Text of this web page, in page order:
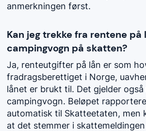
anmerkningen først.
Kan jeg trekke fra rentene på
campingvogn på skatten?
Ja, renteutgifter på lån er som
fradragsberettiget i Norge,
lånet er brukt til. Det gjelder
campingvogn. Beløpet
automatisk til Skatteetaten, men
at det stemmer i